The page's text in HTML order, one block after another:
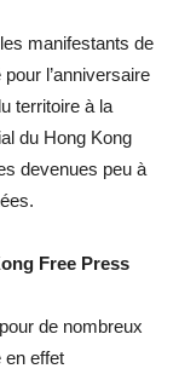
manifestants de
l’anniversaire
territoire à la
du Hong Kong
devenues peu à
Free Press
de nombreux
en effet